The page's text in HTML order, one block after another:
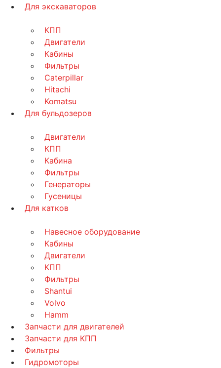
Для экскаваторов
КПП
Двигатели
Кабины
Фильтры
Caterpillar
Hitachi
Komatsu
Для бульдозеров
Двигатели
КПП
Кабина
Фильтры
Генераторы
Гусеницы
Для катков
Навесное оборудование
Кабины
Двигатели
КПП
Фильтры
Shantui
Volvo
Hamm
Запчасти для двигателей
Запчасти для КПП
Фильтры
Гидромоторы